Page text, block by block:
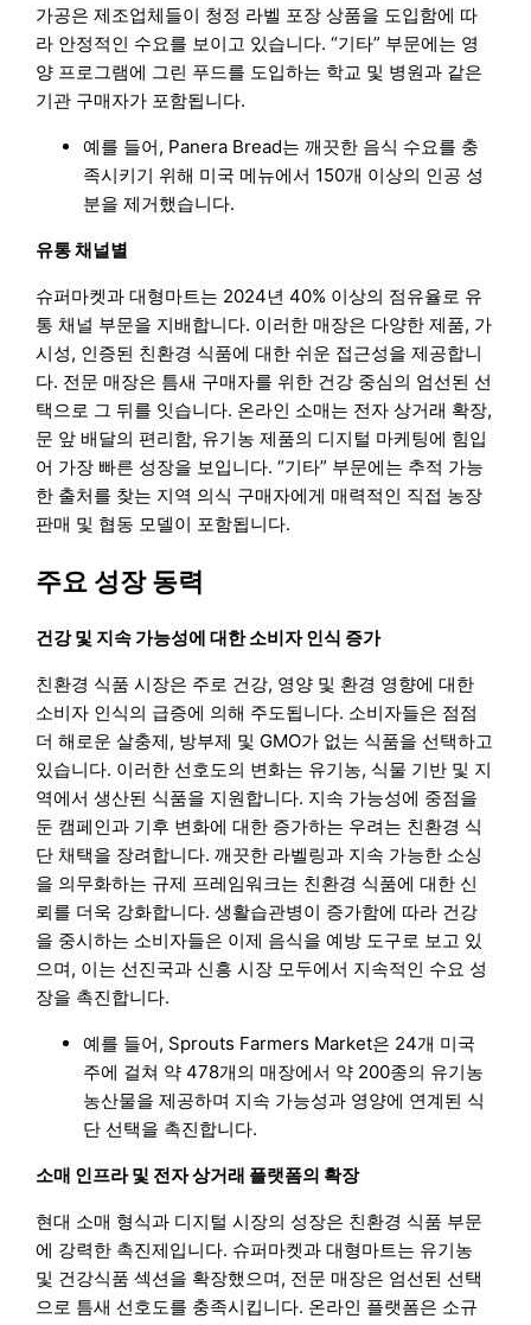
가공은 제조업체들이 청정 라벨 포장 상품을 도입함에 따
라 안정적인 수요를 보이고 있습니다. “기타” 부문에는 영
양 프로그램에 그린 푸드를 도입하는 학교 및 병원과 같은
기관 구매자가 포함됩니다.
예를 들어, Panera Bread는 깨끗한 음식 수요를 충
족시키기 위해 미국 메뉴에서 150개 이상의 인공 성
분을 제거했습니다.
유통 채널별
슈퍼마켓과 대형마트는 2024년 40% 이상의 점유율로 유
통 채널 부문을 지배합니다. 이러한 매장은 다양한 제품, 가
시성, 인증된 친환경 식품에 대한 쉬운 접근성을 제공합니
다. 전문 매장은 틈새 구매자를 위한 건강 중심의 엄선된 선
택으로 그 뒤를 잇습니다. 온라인 소매는 전자 상거래 확장,
문 앞 배달의 편리함, 유기농 제품의 디지털 마케팅에 힘입
어 가장 빠른 성장을 보입니다. “기타” 부문에는 추적 가능
한 출처를 찾는 지역 의식 구매자에게 매력적인 직접 농장
판매 및 협동 모델이 포함됩니다.
주요 성장 동력
건강 및 지속 가능성에 대한 소비자 인식 증가
친환경 식품 시장은 주로 건강, 영양 및 환경 영향에 대한
소비자 인식의 급증에 의해 주도됩니다. 소비자들은 점점
더 해로운 살충제, 방부제 및 GMO가 없는 식품을 선택하고
있습니다. 이러한 선호도의 변화는 유기농, 식물 기반 및 지
역에서 생산된 식품을 지원합니다. 지속 가능성에 중점을
둔 캠페인과 기후 변화에 대한 증가하는 우려는 친환경 식
단 채택을 장려합니다. 깨끗한 라벨링과 지속 가능한 소싱
을 의무화하는 규제 프레임워크는 친환경 식품에 대한 신
뢰를 더욱 강화합니다. 생활습관병이 증가함에 따라 건강
을 중시하는 소비자들은 이제 음식을 예방 도구로 보고 있
으며, 이는 선진국과 신흥 시장 모두에서 지속적인 수요 성
장을 촉진합니다.
예를 들어, Sprouts Farmers Market은 24개 미국
주에 걸쳐 약 478개의 매장에서 약 200종의 유기농
농산물을 제공하며 지속 가능성과 영양에 연계된 식
단 선택을 촉진합니다.
소매 인프라 및 전자 상거래 플랫폼의 확장
현대 소매 형식과 디지털 시장의 성장은 친환경 식품 부문
에 강력한 촉진제입니다. 슈퍼마켓과 대형마트는 유기농
및 건강식품 섹션을 확장했으며, 전문 매장은 엄선된 선택
으로 틈새 선호도를 충족시킵니다. 온라인 플랫폼은 소규